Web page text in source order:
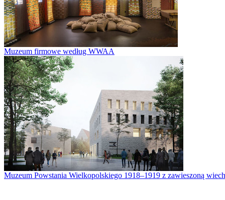
Muzeum firmowe według WWAA
Muzeum Powstania Wielkopolskiego 1918–1919 z zawieszoną